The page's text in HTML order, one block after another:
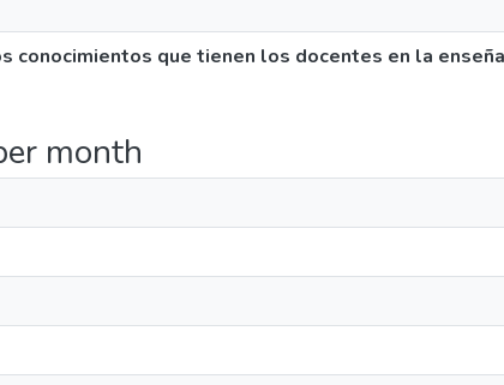
conocimientos que tienen los docentes en la
month